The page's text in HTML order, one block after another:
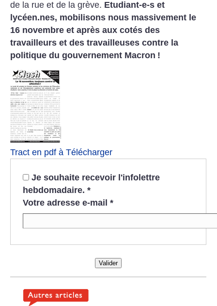
de la rue et de la grève. Etudiant-e-s et
lycéen.nes, mobilisons nous massivement le
16 novembre et après aux cotés des
travailleurs et des travailleuses contre la
politique du gouvernement Macron !
Tract en pdf à Télécharger
Je souhaite recevoir l'infolettre
hebdomadaire. *
Votre adresse e-mail *
Valider